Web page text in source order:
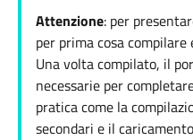
Attenzione: per
per prima cosa
Una volta compilato, il
necessarie per
pratica come la
secondari e il